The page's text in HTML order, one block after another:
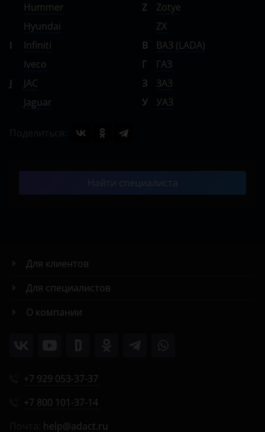
Hummer
Hyundai
I
Infiniti
Iveco
J
JAC
Jaguar
Z
Zotye
ZX
В
ВАЗ (LADA)
Г
ГАЗ
З
ЗАЗ
У
УАЗ
Найти специалиста
Для клиентов
Для специалистов
О компании
+7 929 053-37-37
+7 800 101-37-14
help@adact.ru